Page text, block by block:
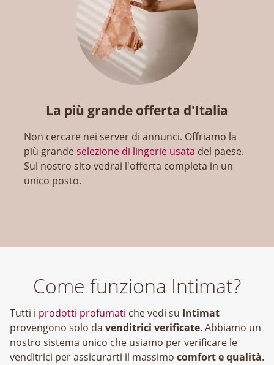
La più grande offerta d'Italia
Non cercare nei server di annunci. Offriamo la
più grandeselezione di lingerie usata del paese.
Sul nostro sito vedrai l'offerta completa in un
unico posto.
Come funziona Intimat?
Tutti i prodotti profumati che vedi su Intimat
provengono solo da venditrici verificate. Abbiamo un
nostro sistema unico che usiamo per verificare le
venditrici per assicurarti il massimo comfort e qualità.